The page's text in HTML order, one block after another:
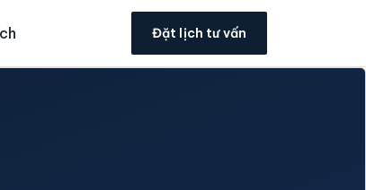
Đặt lịch tư vấn